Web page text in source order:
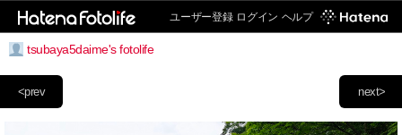
ユーザー登録 ログイン ヘルプ
tsubaya5daime's fotolife
next>
<prev